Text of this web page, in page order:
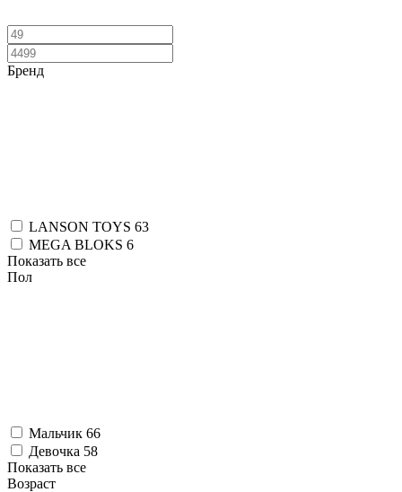
Бренд
LANSON TOYS 63
MEGA BLOKS 6
Показать все
Пол
Мальчик 66
Девочка 58
Показать все
Возраст